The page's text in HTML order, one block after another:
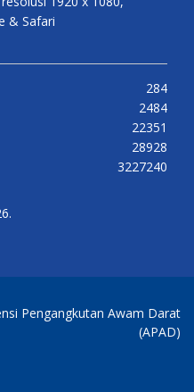
& Safari
284
2484
22351
28928
3227240
Pengangkutan Awam Darat
(APAD)